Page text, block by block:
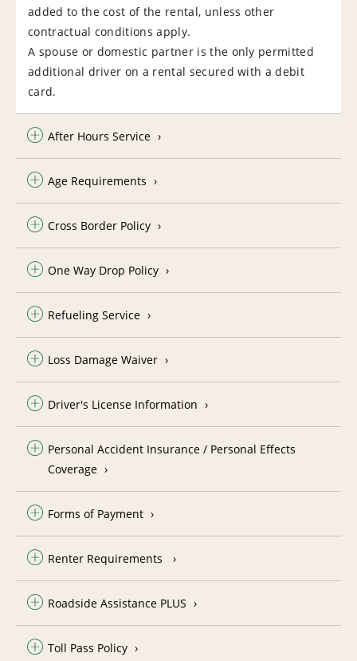
added to the cost of the rental, unless other
contractual conditions apply.
A spouse or domestic partner is the only permitted
additional driver on a rental secured with a debit
card.
After Hours Service
Age Requirements
Cross Border Policy
One Way Drop Policy
Refueling Service
Loss Damage Waiver
Driver's License Information
Personal Accident Insurance / Personal Effects
Coverage
Forms of Payment
Renter Requirements
Roadside Assistance PLUS
Toll Pass Policy